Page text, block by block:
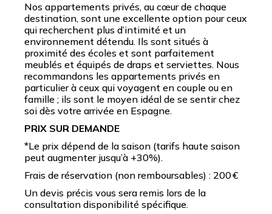
Nos appartements privés, au cœur de chaque
destination, sont une excellente option pour ceux
qui recherchent plus d’intimité et un
environnement détendu. Ils sont situés à
proximité des écoles et sont parfaitement
meublés et équipés de draps et serviettes. Nous
recommandons les appartements privés en
particulier à ceux qui voyagent en couple ou en
famille ; ils sont le moyen idéal de se sentir chez
soi dès votre arrivée en Espagne.
PRIX SUR DEMANDE
*Le prix dépend de la saison (tarifs haute saison
peut augmenter jusqu’à +30%).
Frais de réservation (non remboursables) : 200 €
Un devis précis vous sera remis lors de la
consultation disponibilité spécifique.